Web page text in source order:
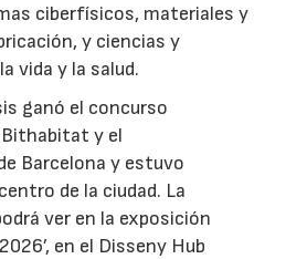
ciberfísicos, materiales y
y ciencias y
vida y la salud.
ganó el concurso
y el
Barcelona y estuvo
de la ciudad. La
ver en la exposición
en el Disseny Hub